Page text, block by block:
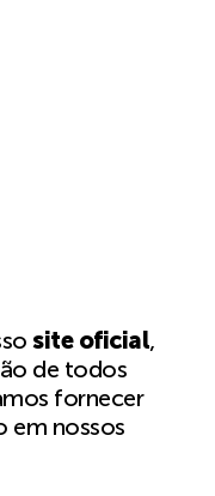
site oficial,
de todos
fornecer
em nossos